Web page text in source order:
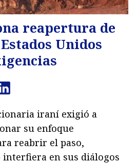
reapertura de
Unidos
iraní exigió a
su enfoque
reabrir el paso,
en sus diálogos